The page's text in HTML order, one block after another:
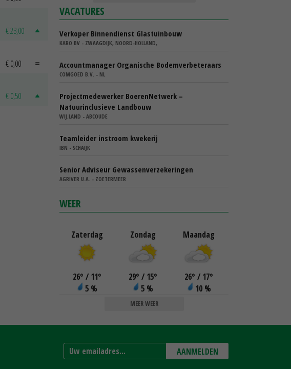
€ 23,00
€ 0,00
€ 0,50
VACATURES
Verkoper Binnendienst Glastuinbouw
KARO BV - ZWAAGDIJK, NOORD-HOLLAND,
Accountmanager Organische Bodemverbeteraars
COMGOED B.V. - NL
Projectmedewerker BoerenNetwerk –
Natuurinclusieve Landbouw
WIJ.LAND - ABCOUDE
Teamleider instroom kwekerij
IBN - SCHAIJK
Senior Adviseur Gewassenverzekeringen
AGRIVER U.A. - ZOETERMEER
WEER
Zaterdag
26° / 11°
5 %
Zondag
29° / 15°
5 %
Maandag
26° / 17°
10 %
MEER WEER
AANMELDEN